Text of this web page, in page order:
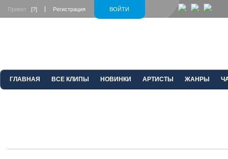
ВОЙТИ
Привет [?] Регистрация
ГЛАВНАЯ ВСЕ КЛИПЫ НОВИНКИ АРТИСТЫ ЖАНРЫ